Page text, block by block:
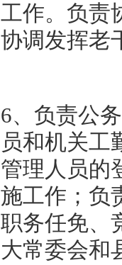
工作。负责
协调发挥老
6、负责公
员和机关工
管理人员的
施工作；负
职务任免、
大常委会和